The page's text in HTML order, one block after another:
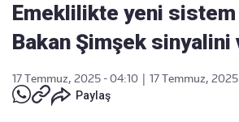
Emeklilikte yeni
Bakan Şimşek sinyalini
17 Temmuz, 2025 - 04:10
17 Temmuz,
Paylaş